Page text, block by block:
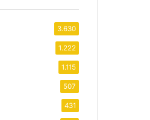
3.630
1.222
1.115
507
431